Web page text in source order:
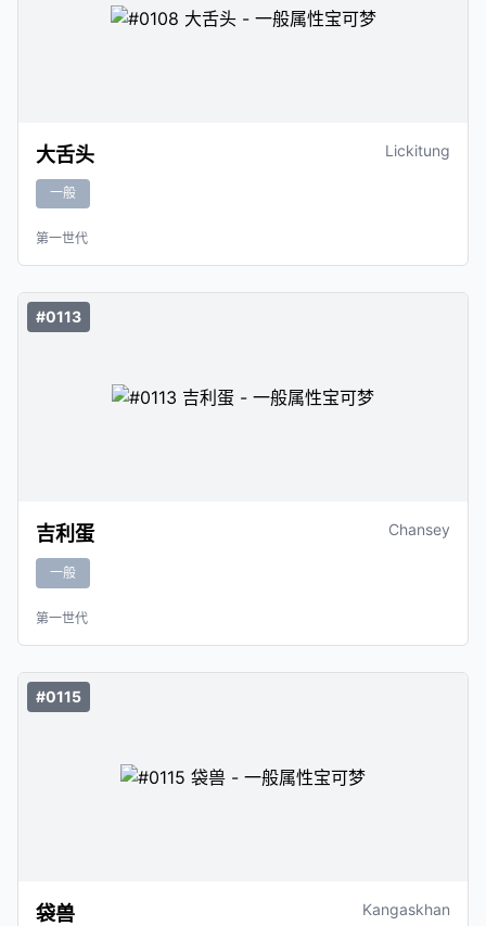
大舌头 Lickitung
一般
第一世代
#0113
吉利蛋 Chansey
一般
第一世代
#0115
袋兽 Kangaskhan